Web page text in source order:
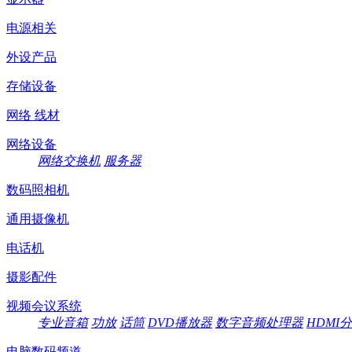
电源相关
外设产品
存储设备
网络 线材
网络设备
网络交换机 服务器
数码照相机
通用摄像机
电话机
摄影配件
视频会议系统
专业音箱 功放 话筒 DVD播放器 数字音频处理器 HDMI